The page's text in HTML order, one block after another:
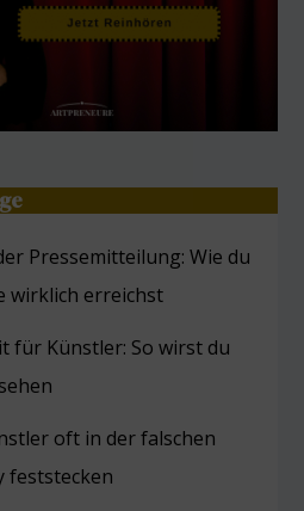
Pressemitteilung: Wie du
wirklich erreichst
für Künstler: So wirst du
oft in der falschen
feststecken